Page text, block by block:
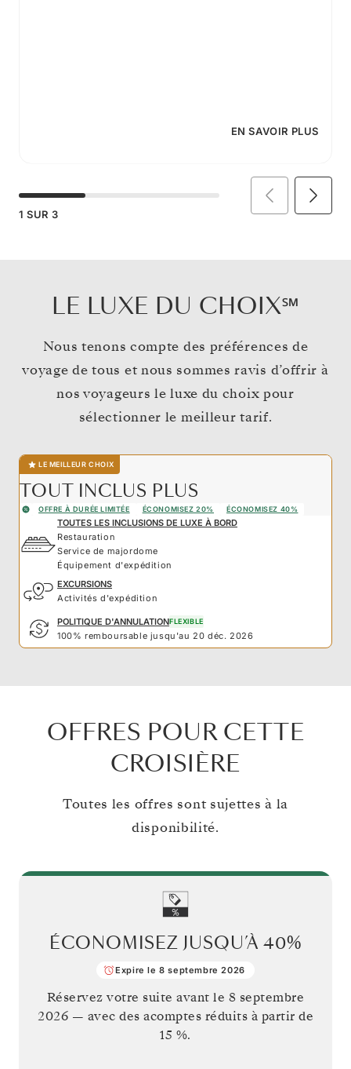
EN SAVOIR PLUS
1 SUR 3
LE LUXE DU CHOIX℠
Nous tenons compte des préférences de
voyage de tous et nous sommes ravis d’offrir à
nos voyageurs le luxe du choix pour
sélectionner le meilleur tarif.
LE MEILLEUR CHOIX
TOUT INCLUS PLUS
OFFRE À DURÉE LIMITÉE ÉCONOMISEZ 20% ÉCONOMISEZ 40%
TOUTES LES INCLUSIONS DE LUXE À BORD
Restauration
Service de majordome
Équipement d'expédition
EXCURSIONS
Activités d'expédition
POLITIQUE D'ANNULATIONFLEXIBLE
100% remboursable jusqu'au 20 déc. 2026
OFFRES POUR CETTE
CROISIÈRE
Toutes les offres sont sujettes à la
disponibilité.
ÉCONOMISEZ JUSQU’À 40%
Expire le 8 septembre 2026
Réservez votre suite avant le 8 septembre
2026 — avec des acomptes réduits à partir de
15 %.